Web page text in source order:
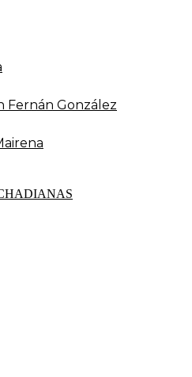
Fernán González